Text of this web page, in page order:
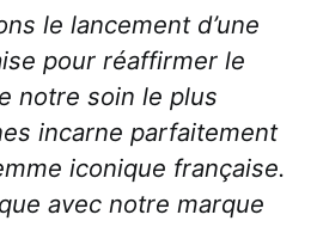
le lancement d’une
pour réaffirmer le
notre soin le plus
incarne parfaitement
iconique française.
avec notre marque